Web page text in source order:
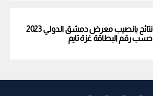
نتائج يانصيب معرض دمشق الدولي 2023
حسب رقم البطاقة غزة تايم